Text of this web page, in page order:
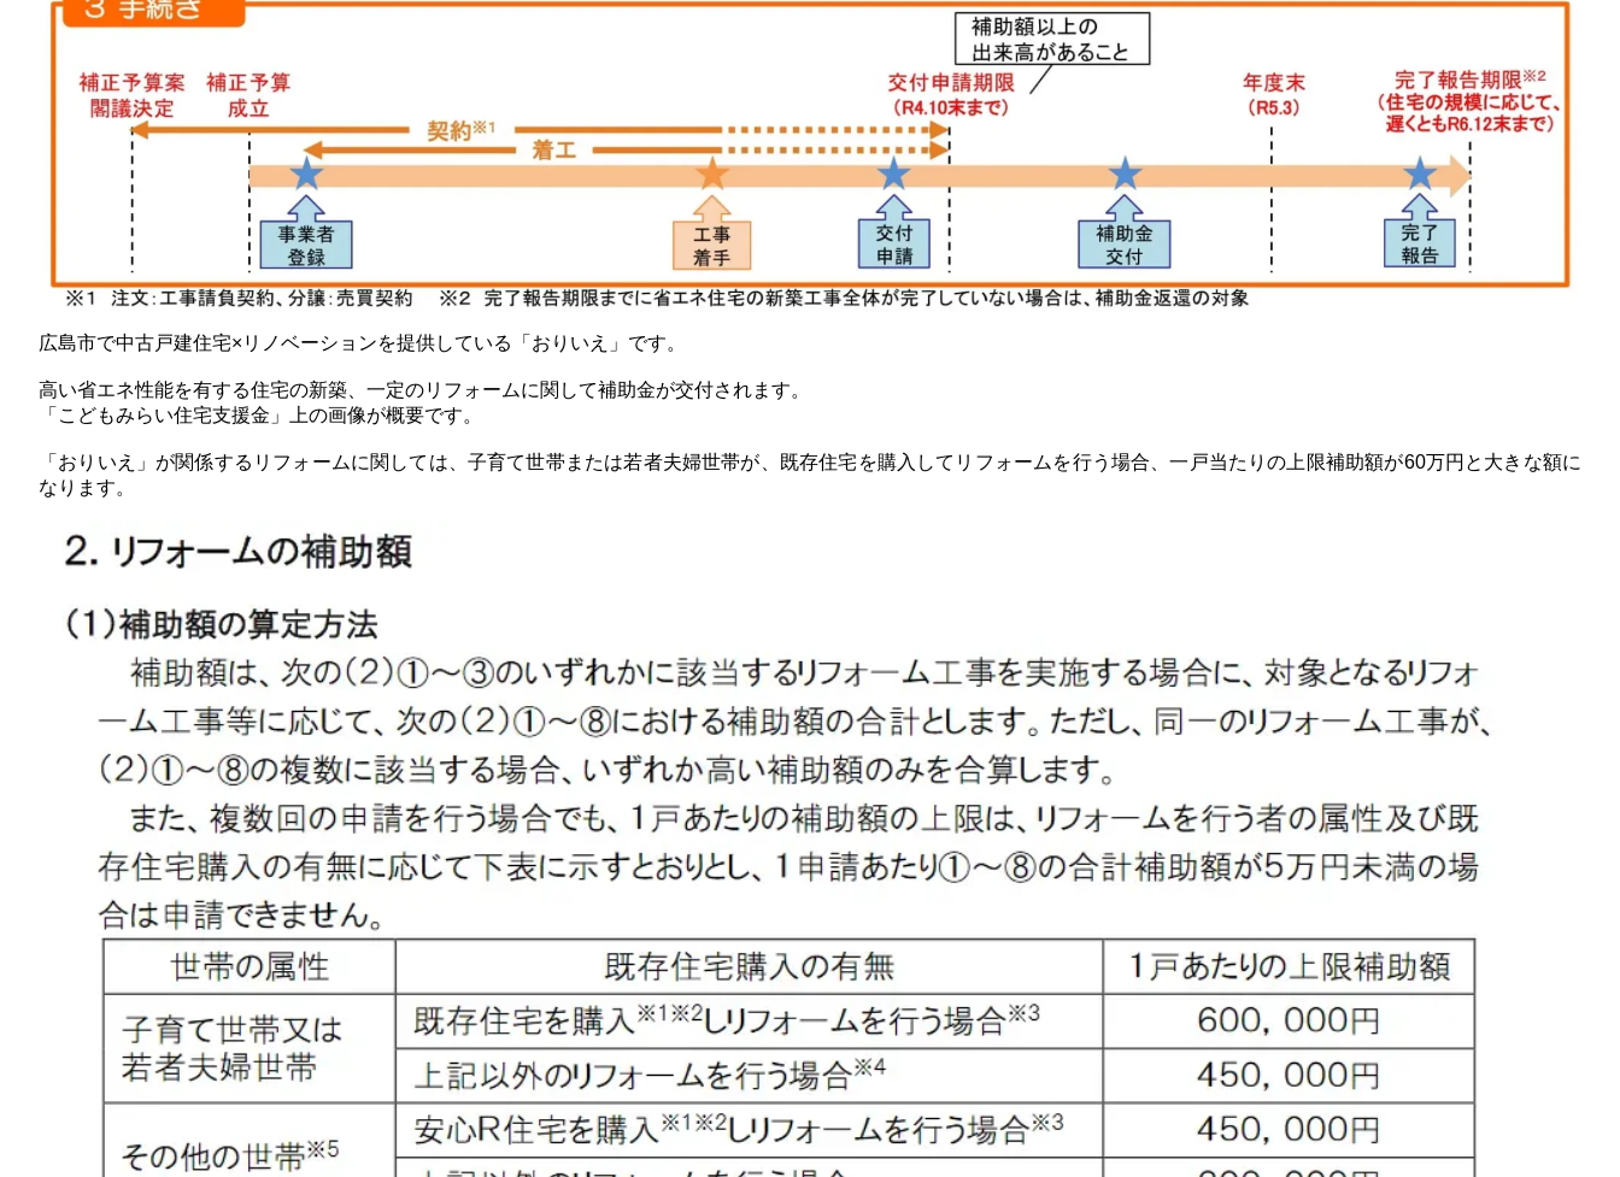
広島市で中古戸建住宅×リノベーションを提供している「おりいえ」です。
高い省エネ性能を有する住宅の新築、一定のリフォームに関して補助金が交付されます。
「こどもみらい住宅支援金」上の画像が概要です。
「おりいえ」が関係するリフォームに関しては、子育て世帯または若者夫婦世帯が、既存住宅を購入してリフォームを行う場合、一戸当たりの上限補助額が60万円と大きな額に
なります。